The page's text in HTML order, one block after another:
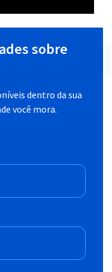
sobre
dentro da sua
você mora.